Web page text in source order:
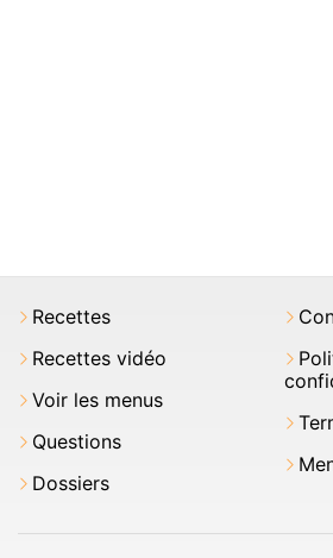
Recettes
Recettes vidéo
Voir les menus
Questions
Dossiers